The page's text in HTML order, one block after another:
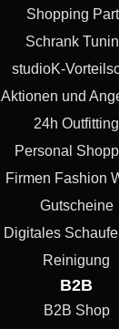
Shopping
Schrank
studioK-
Aktionen und
24h Outfitting
Personal
Firmen Fashion
Gutscheine
Digitales
Reinigung
B2B
B2B Shop